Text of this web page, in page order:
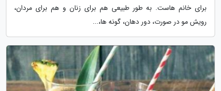
برای خانم هاست. به طور طبیعی هم برای زنان و هم برای مردان،
رویش مو در صورت، دور دهان، گونه ها،...